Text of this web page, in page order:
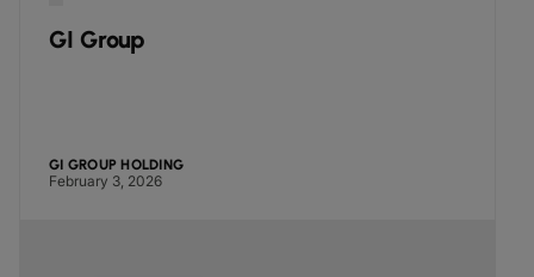
GI Group
GI GROUP HOLDING
February 3, 2026